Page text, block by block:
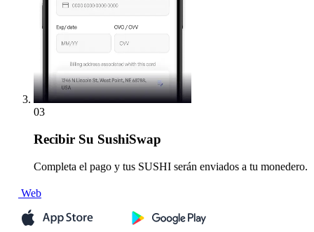
03
Recibir Su SushiSwap
Completa el pago y tus SUSHI serán enviados a tu monedero.
Web